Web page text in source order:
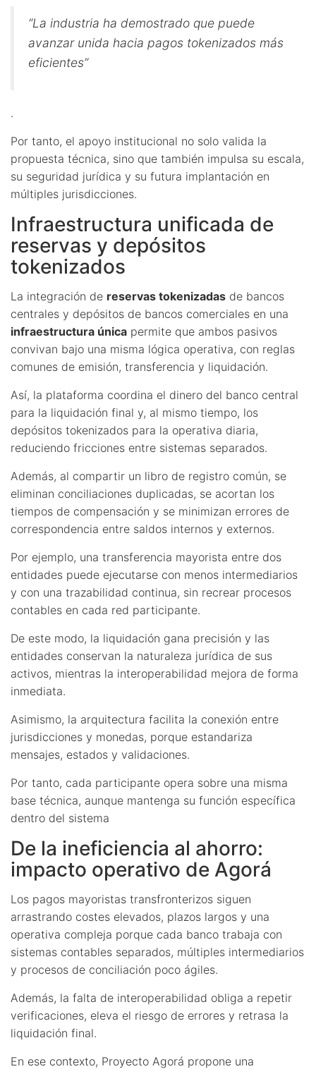
“La industria ha demostrado que puede
avanzar unida hacia pagos tokenizados más
eficientes”
.
Por tanto, el apoyo institucional no solo valida la
propuesta técnica, sino que también impulsa su escala,
su seguridad jurídica y su futura implantación en
múltiples jurisdicciones.
Infraestructura unificada de
reservas y depósitos
tokenizados
La integración de reservas tokenizadas de bancos
centrales y depósitos de bancos comerciales en una
infraestructura única permite que ambos pasivos
convivan bajo una misma lógica operativa, con reglas
comunes de emisión, transferencia y liquidación.
Así, la plataforma coordina el dinero del banco central
para la liquidación final y, al mismo tiempo, los
depósitos tokenizados para la operativa diaria,
reduciendo fricciones entre sistemas separados.
Además, al compartir un libro de registro común, se
eliminan conciliaciones duplicadas, se acortan los
tiempos de compensación y se minimizan errores de
correspondencia entre saldos internos y externos.
Por ejemplo, una transferencia mayorista entre dos
entidades puede ejecutarse con menos intermediarios
y con una trazabilidad continua, sin recrear procesos
contables en cada red participante.
De este modo, la liquidación gana precisión y las
entidades conservan la naturaleza jurídica de sus
activos, mientras la interoperabilidad mejora de forma
inmediata.
Asimismo, la arquitectura facilita la conexión entre
jurisdicciones y monedas, porque estandariza
mensajes, estados y validaciones.
Por tanto, cada participante opera sobre una misma
base técnica, aunque mantenga su función específica
dentro del sistema
De la ineficiencia al ahorro:
impacto operativo de Agorá
Los pagos mayoristas transfronterizos siguen
arrastrando costes elevados, plazos largos y una
operativa compleja porque cada banco trabaja con
sistemas contables separados, múltiples intermediarios
y procesos de conciliación poco ágiles.
Además, la falta de interoperabilidad obliga a repetir
verificaciones, eleva el riesgo de errores y retrasa la
liquidación final.
En ese contexto, Proyecto Agorá propone una